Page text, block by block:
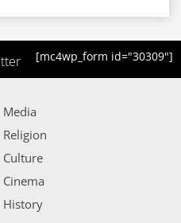
[mc4wp_form id="30309"]
Media
Religion
Culture
Cinema
History